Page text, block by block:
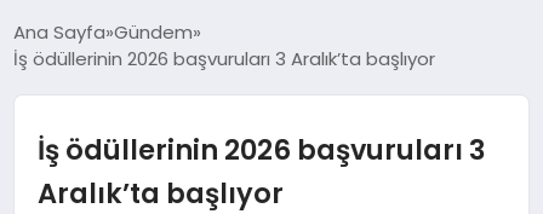
SIYASET
SPOR
Ana Sayfa Gündem
İş ödüllerinin 2026 başvuruları 3 Aralık’ta başlıyor
İş ödüllerinin 2026 başvuruları 3
Aralık’ta başlıyor